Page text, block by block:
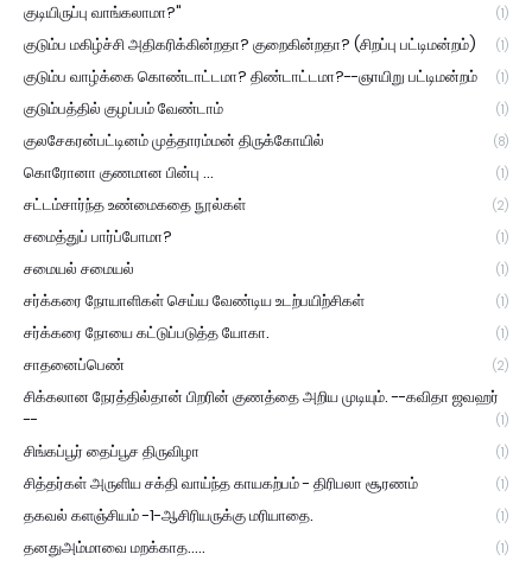
குடியிருப்பு வாங்கலாமா?" (1)
குடும்ப மகிழ்ச்சி அதிகரிக்கின்றதா? குறைகின்றதா? (சிறப்பு பட்டிமன்றம்) (1)
குடும்ப வாழ்க்கை கொண்டாட்டமா? திண்டாட்டமா?--ஞாயிறு பட்டிமன்றம் (1)
குடும்பத்தில் குழப்பம் வேண்டாம் (1)
குலசேகரன்பட்டினம் முத்தாரம்மன் திருக்கோயில் (8)
கொரோனா குணமான பின்பு ... (1)
சட்டம்சார்ந்த உண்மைகதை நூல்கள் (2)
சமைத்துப் பார்ப்போமா? (1)
சமையல் சமையல் (1)
சர்க்கரை நோயாளிகள் செய்ய வேண்டிய உடற்பயிற்சிகள் (1)
சர்க்கரை நோயை கட்டுப்படுத்த யோகா. (1)
சாதனைப்பெண் (2)
சிக்கலான நேரத்தில்தான் பிறரின் குணத்தை அறிய முடியும். --கவிதா ஜவஹர்
--
(1)
சிங்கப்பூர் தைப்பூச திருவிழா (1)
சித்தர்கள் அருளிய சக்தி வாய்ந்த காயகற்பம் - திரிபலா சூரணம் (1)
தகவல் களஞ்சியம் -1-ஆசிரியருக்கு மரியாதை. (1)
தனதுஅம்மாவை மறக்காத..... (1)